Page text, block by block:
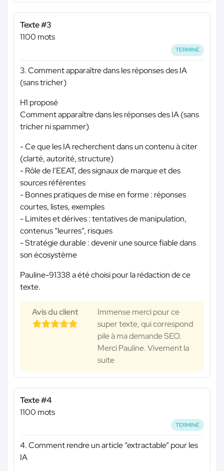
Texte #3
1100 mots
TERMINÉ
3. Comment apparaître dans les réponses des IA
(sans tricher)
H1 proposé
Comment apparaître dans les réponses des IA (sans
tricher ni spammer)
- Ce que les IA recherchent dans un contenu à citer
(clarté, autorité, structure)
- Rôle de l’EEAT, des signaux de marque et des
sources référentes
- Bonnes pratiques de mise en forme : réponses
courtes, listes, exemples
- Limites et dérives : tentatives de manipulation,
contenus “leurres”, risques
- Stratégie durable : devenir une source fiable dans
son écosystème
Pauline-91338 a été choisi pour la rédaction de ce
texte.
Avis du client
Immense merci pour ce
super texte, qui correspond
pile à ma demande SEO.
Merci Pauline. Vivement la
suite
Texte #4
1100 mots
TERMINÉ
4. Comment rendre un article “extractable” pour les
IA